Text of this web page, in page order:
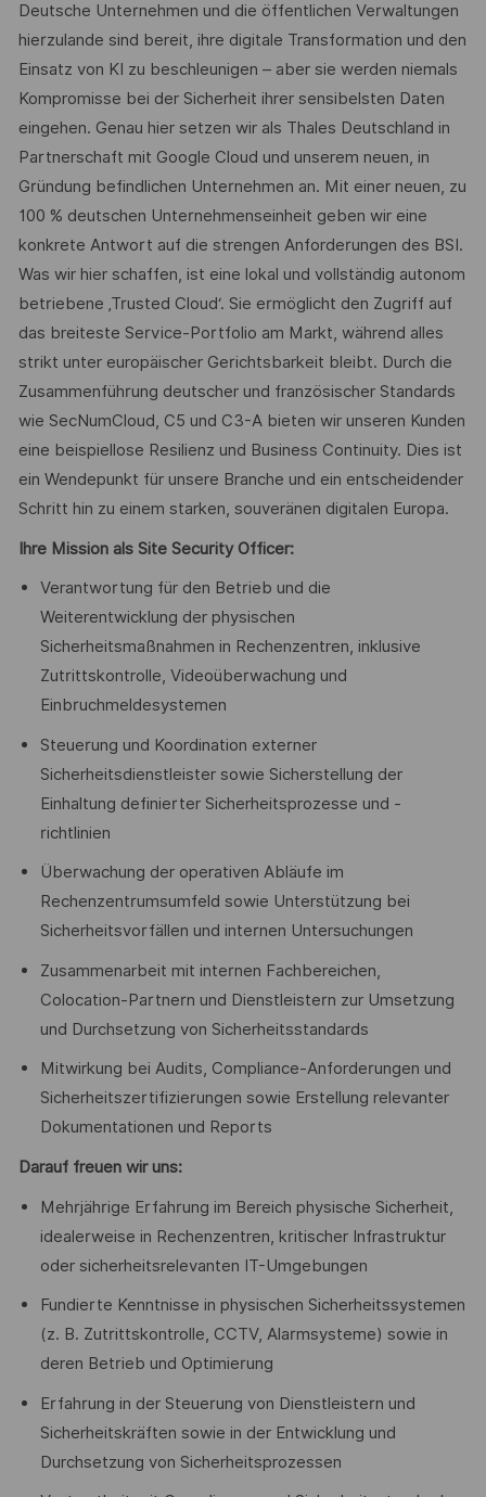
Deutsche Unternehmen und die öffentlichen Verwaltungen
hierzulande sind bereit, ihre digitale Transformation und den
Einsatz von KI zu beschleunigen – aber sie werden niemals
Kompromisse bei der Sicherheit ihrer sensibelsten Daten
eingehen. Genau hier setzen wir als Thales Deutschland in
Partnerschaft mit Google Cloud und unserem neuen, in
Gründung befindlichen Unternehmen an. Mit einer neuen, zu
100 % deutschen Unternehmenseinheit geben wir eine
konkrete Antwort auf die strengen Anforderungen des BSI.
Was wir hier schaffen, ist eine lokal und vollständig autonom
betriebene ‚Trusted Cloud‘. Sie ermöglicht den Zugriff auf
das breiteste Service-Portfolio am Markt, während alles
strikt unter europäischer Gerichtsbarkeit bleibt. Durch die
Zusammenführung deutscher und französischer Standards
wie SecNumCloud, C5 und C3-A bieten wir unseren Kunden
eine beispiellose Resilienz und Business Continuity. Dies ist
ein Wendepunkt für unsere Branche und ein entscheidender
Schritt hin zu einem starken, souveränen digitalen Europa.
Ihre Mission als Site Security Officer:
Verantwortung für den Betrieb und die
Weiterentwicklung der physischen
Sicherheitsmaßnahmen in Rechenzentren, inklusive
Zutrittskontrolle, Videoüberwachung und
Einbruchmeldesystemen
Steuerung und Koordination externer
Sicherheitsdienstleister sowie Sicherstellung der
Einhaltung definierter Sicherheitsprozesse und -
richtlinien
Überwachung der operativen Abläufe im
Rechenzentrumsumfeld sowie Unterstützung bei
Sicherheitsvorfällen und internen Untersuchungen
Zusammenarbeit mit internen Fachbereichen,
Colocation-Partnern und Dienstleistern zur Umsetzung
und Durchsetzung von Sicherheitsstandards
Mitwirkung bei Audits, Compliance-Anforderungen und
Sicherheitszertifizierungen sowie Erstellung relevanter
Dokumentationen und Reports
Darauf freuen wir uns:
Mehrjährige Erfahrung im Bereich physische Sicherheit,
idealerweise in Rechenzentren, kritischer Infrastruktur
oder sicherheitsrelevanten IT-Umgebungen
Fundierte Kenntnisse in physischen Sicherheitssystemen
(z. B. Zutrittskontrolle, CCTV, Alarmsysteme) sowie in
deren Betrieb und Optimierung
Erfahrung in der Steuerung von Dienstleistern und
Sicherheitskräften sowie in der Entwicklung und
Durchsetzung von Sicherheitsprozessen